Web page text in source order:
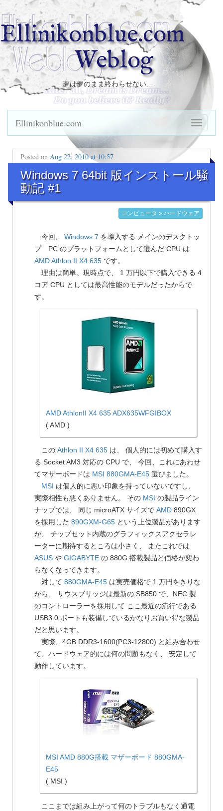
Ellinikonblue.com
Weblog
夢は夢のまま終わらせない…
Ellinikonblue.com
Posted on Aug 22, 2010 at 10:57
Windows 7 64bit 版インストール騒
動記 #1
コンピュータ » ハードウェア
今回、 Windows 7 を導入する メインのデスクトッ
プ PC のプラットフォームとして選んだ CPU は
AMDAthlon II X4 635 です。
理由は簡単。現時点で、 1 万円以下で購入できる 4
コア CPU としては最高性能のモデルだったからで
す。
AMD AthlonII X4 635 ADX635WFGIBOX
( AMD )
この Athlon II X4 635 は、 個人的には初めて購入す
る Socket AM3 対応の CPU で、 今回、これにあわせ
てマザーボードは MSI 880GMA-E45 選びました。
MSI は個人的に悪い印象を持っていないですし、
実際相性も悪くありません。 その MSI の製品ライン
ナップでは、 同じ microATX サイズで AMD 890GX
を採用した 890GXM-G65 という上位製品があります
が、 チップセット内蔵のグラフィックスアクセラレ
ーターに期待するところは小さく、 またこれでは
ASUS や GIGABYTE の 880G 搭載製品と価格が変わ
らなくなってきます。
対して 880GMA-E45 は実売価格で 1 万円をきりな
がら、 サウスブリッジは最新の SB850 で、NEC 製
のコントローラーを採用して ここ最近の流行である
USB3.0 ポートも装備しているかなりお買い得な製品
だと思います。
実際、4GB DDR3-1600(PC3-12800) と組み合わせ
て、ハードウェア的には何の問題もなく、 安定して
動作しています。
MSI AMD 880G搭載 マザーボード 880GMA-
E45
( MSI )
ここまでは組み上がって何のトラブルもなく通電